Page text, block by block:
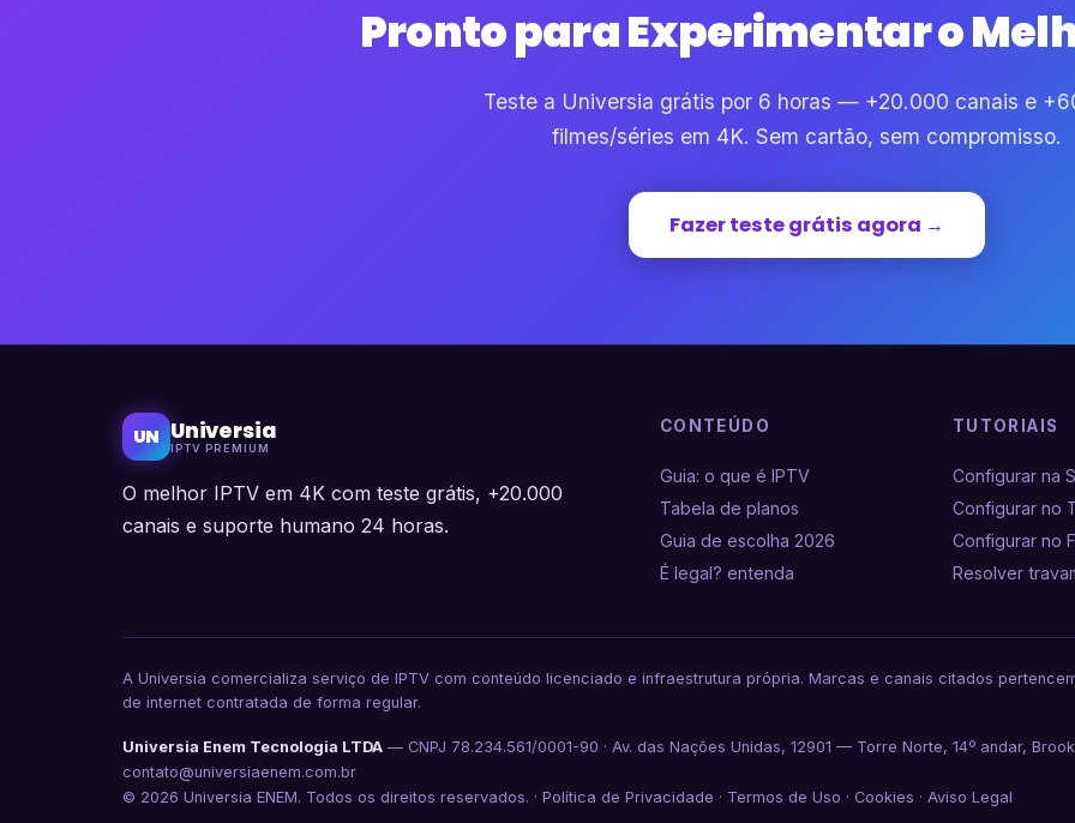
Pronto para Experimentar o
Teste a Universia grátis por 6 horas — +20.000 canais e
filmes/séries em 4K. Sem cartão, sem compromisso.
Fazer teste grátis agora →
UN Universia
IPTV PREMIUM
O melhor IPTV em 4K com teste grátis, +20.000
canais e suporte humano 24 horas.
CONTEÚDO
Guia: o que é IPTV
Tabela de planos
Guia de escolha 2026
É legal? entenda
TUTORIAIS
Configurar na
Configurar no
Configurar no
Resolver
A Universia comercializa serviço de IPTV com conteúdo licenciado e infraestrutura própria. Marcas e canais citados
de internet contratada de forma regular.
Universia Enem Tecnologia LTDA — CNPJ 78.234.561/0001-90 · Av. das Nações Unidas, 12901 — Torre Norte, 14º andar,
contato@universiaenem.com.br
© 2026 Universia ENEM. Todos os direitos reservados. · Política de Privacidade · Termos de Uso · Cookies · Aviso Legal